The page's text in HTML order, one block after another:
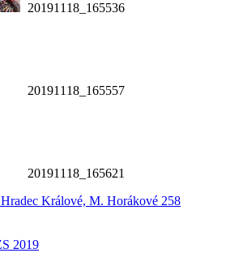
20191118_165536
20191118_165557
20191118_165621
Králové, M. Horákové 258
2019